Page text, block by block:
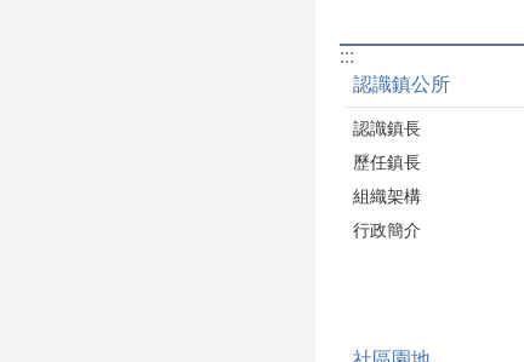
:::
認識鎮公所
認識鎮長
歷任鎮長
組織架構
行政簡介